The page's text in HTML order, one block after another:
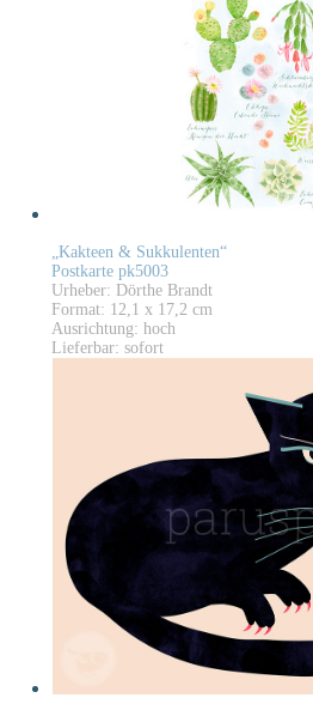
„Kakteen & Sukkulenten“
Postkarte pk5003
Urheber: Dörthe Brandt
Format: 12,1 x 17,2 cm
Ausrichtung: hoch
Lieferbar: sofort